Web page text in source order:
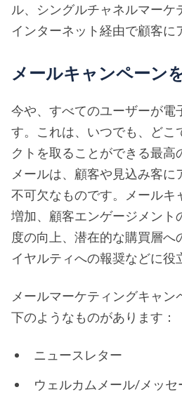
ル、シングルチャネルマーケ
インターネット経由で顧客に
メールキャンペーン
今や、すべてのユーザーが電
す。これは、いつでも、どこ
クトを取ることができる最高
メールは、顧客や見込み客に
不可欠なものです。メールキ
増加、顧客エンゲージメント
度の向上、潜在的な購買層へ
イヤルティへの報奨などに役
メールマーケティングキャン
下のようなものがあります：
ニュースレター
ウェルカムメール/メッセ